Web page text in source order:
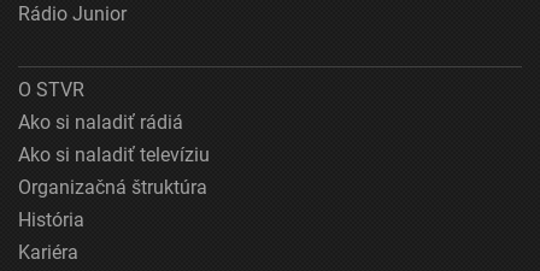
Rádio Junior
O STVR
Ako si naladiť rádiá
Ako si naladiť televíziu
Organizačná štruktúra
História
Kariéra